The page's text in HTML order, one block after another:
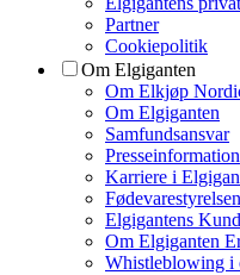
Partner
Cookiepolitik
Om Elgiganten
Om Elkjøp
Om Elgiganten
Samfundsansvar
Presseinformation
Karriere i
Elgigantens
Om Elgiganten
Whistleblowing i